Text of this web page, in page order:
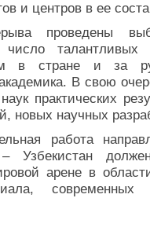
и центров в ее
проведены
талантливых
в стране и за
В свою
практических
новых научных
работа
Узбекистан
арене в
современных